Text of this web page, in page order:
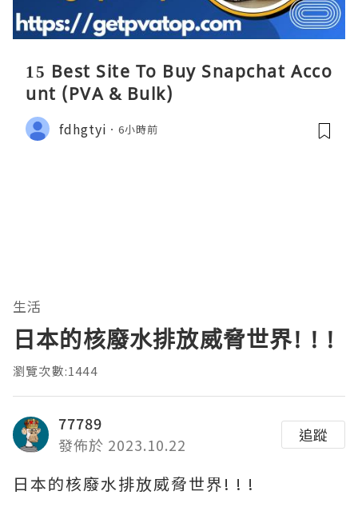
15 Best Site To Buy Snapchat Acco
unt (PVA & Bulk)
fdhgtyi 6小時前
生活
日本的核廢水排放威脅世界! ! !
瀏覽次數:1444
77789
發佈於 2023.10.22
追蹤
日本的核廢水排放威脅世界! ! !